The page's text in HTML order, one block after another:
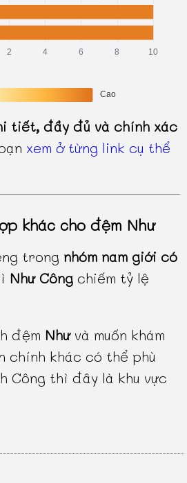
tiết, đầy đủ và chính xác
xem ở từng link cụ thể
khác cho đệm Như
trong nhóm nam giới có
Như Công chiếm tỷ lệ
đệm Nhưvà muốn khám
chính khác có thể phù
Công thì đây là khu vực